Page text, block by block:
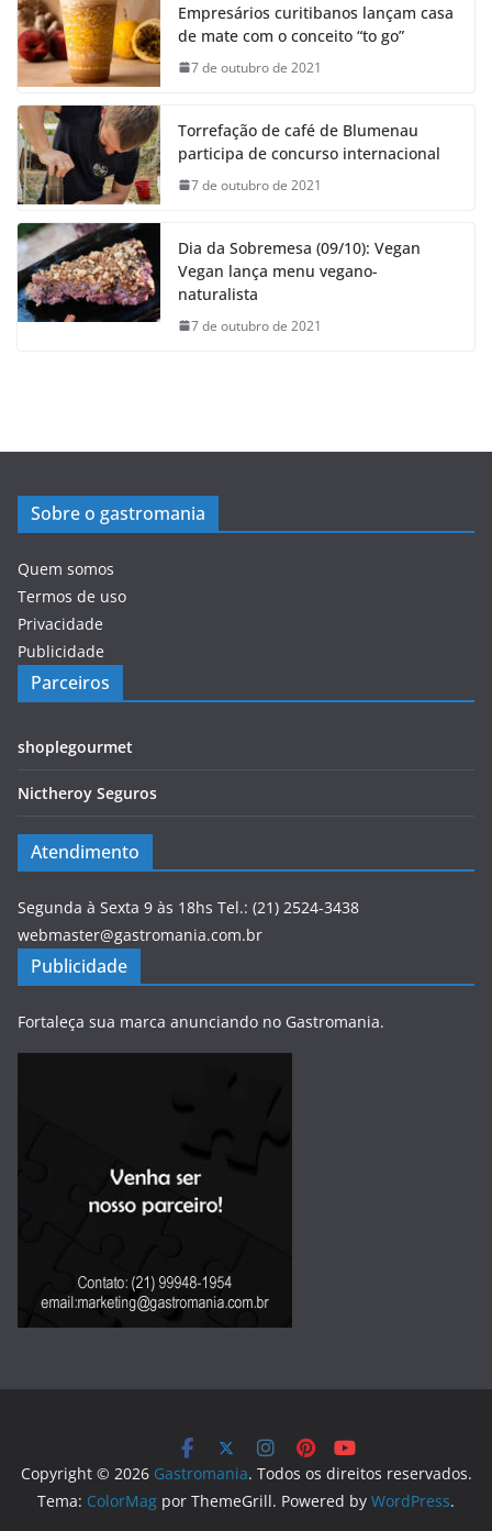
Empresários curitibanos lançam casa
de mate com o conceito “to go”
7 de outubro de 2021
Torrefação de café de Blumenau
participa de concurso internacional
7 de outubro de 2021
Dia da Sobremesa (09/10): Vegan
Vegan lança menu vegano-
naturalista
7 de outubro de 2021
Sobre o gastromania
Quem somos
Termos de uso
Privacidade
Publicidade
Parceiros
shoplegourmet
Nictheroy Seguros
Atendimento
Segunda à Sexta 9 às 18hs Tel.: (21) 2524-3438
webmaster@gastromania.com.br
Publicidade
Fortaleça sua marca anunciando no Gastromania.
Copyright © 2026 Gastromania. Todos os direitos reservados.
Tema: ColorMag por ThemeGrill. Powered by WordPress.